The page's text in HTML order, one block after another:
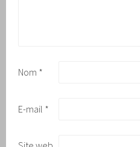
Nom *
E-mail *